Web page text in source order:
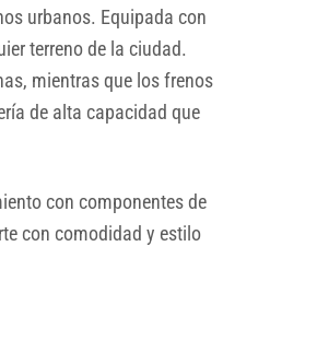
urbanos. Equipada con
terreno de la ciudad.
mientras que los frenos
de alta capacidad que
con componentes de
con comodidad y estilo